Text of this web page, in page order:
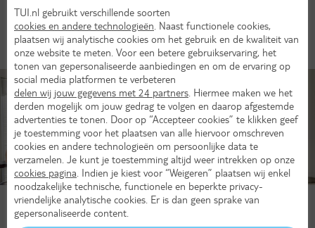
sportfaciliteiten, zoals een tennisbaan en een volleybalveld. Ga
met je vrienden een potje basketballen of spendeer je tijd in de
sportschool, met een panoramisch uitzicht op de oceaan.
Relaxen in de MSC Aurea Spa
Leg jezelf in de watten met een rustgevende massage aan boord
TUI.nl gebruikt verschillende soorten
cookies en andere technologieën . Naast functionele cookies,
plaatsen wij analytische cookies om het gebruik en de kwaliteit van
onze website te meten. Voor een betere gebruikservaring, het
tonen van gepersonaliseerde aanbiedingen en om de ervaring op
social media platformen te verbeteren
delen wij jouw gegevens met 24 partners . Hiermee maken we het
derden mogelijk om jouw gedrag te volgen en daarop afgestemde
advertenties te tonen. Door op “Accepteer cookies” te klikken geef
je toestemming voor het plaatsen van alle hiervoor omschreven
cookies en andere technologieën om persoonlijke data te
verzamelen. Je kunt je toestemming altijd weer intrekken op onze
cookies pagina . Indien je kiest voor “Weigeren” plaatsen wij enkel
noodzakelijke technische, functionele en beperkte privacy-
vriendelijke analytische cookies. Er is dan geen sprake van
gepersonaliseerde content.